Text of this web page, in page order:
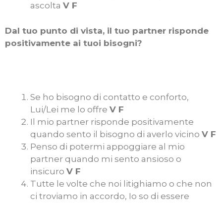
ascolta V F
Dal tuo punto di vista, il tuo partner risponde
positivamente ai tuoi bisogni?
Se ho bisogno di contatto e conforto,
Lui/Lei me lo offre V F
Il mio partner risponde positivamente
quando sento il bisogno di averlo vicino V F
Penso di potermi appoggiare al mio
partner quando mi sento ansioso o
insicuro V F
Tutte le volte che noi litighiamo o che non
ci troviamo in accordo, Io so di essere